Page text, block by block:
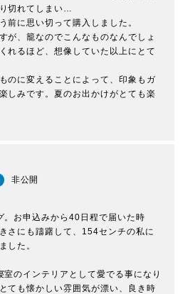
切れてしまい…
前に思い切って購入しました。
が、籠なのでこんなものなんでしょ
れるほど、想像していた以上にとて
のに変えることによって、印象もガ
しみです。夏のお出かけがとても楽
非公開
。お申込みから40日程で届いた時
さにも躊躇して、154センチの私に
した。
のインテリアとして愛でる事になり
ても懐かしい雰囲気が漂い、良き時